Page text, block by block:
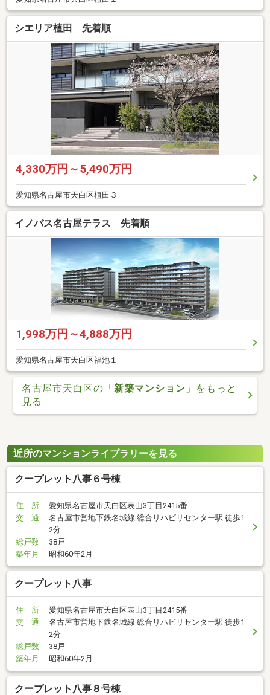
シエリア植田 先着順
4,330万円～5,490万円
愛知県名古屋市天白区植田３
イノバス名古屋テラス 先着順
1,998万円～4,888万円
愛知県名古屋市天白区福池１
名古屋市天白区の「新築マンション 」をもっと
見る
近所のマンションライブラリーを見る
クープレット八事６号棟
住 所
愛知県名古屋市天白区表山3丁目2415番
交 通
名古屋市営地下鉄名城線 総合リハビリセンター駅 徒歩1
2分
総戸数
38戸
築年月
昭和60年2月
クープレット八事
住 所
愛知県名古屋市天白区表山3丁目2415番
交 通
名古屋市営地下鉄名城線 総合リハビリセンター駅 徒歩1
2分
総戸数
38戸
築年月
昭和60年2月
クープレット八事８号棟